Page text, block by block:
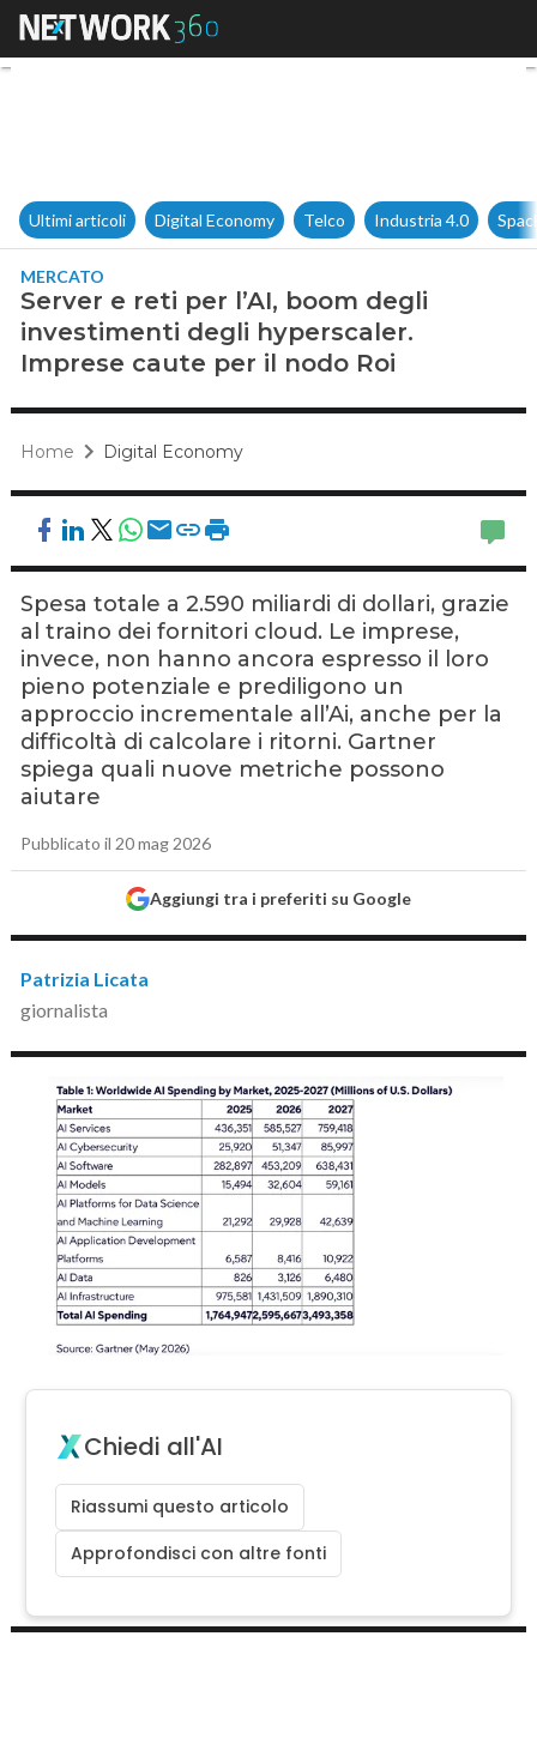
Server e reti per l’AI, boom
Ultimi articoli Digital Economy Telco Industria 4.0
MERCATO
Server e reti per l’AI, boom degli
investimenti degli hyperscaler.
Imprese caute per il nodo Roi
Home Digital Economy
Spesa totale a 2.590 miliardi di dollari, grazie
al traino dei fornitori cloud. Le imprese,
invece, non hanno ancora espresso il loro
pieno potenziale e prediligono un
approccio incrementale all’Ai, anche per la
difficoltà di calcolare i ritorni. Gartner
spiega quali nuove metriche possono
aiutare
Pubblicato il 20 mag 2026
Aggiungi tra i preferiti su Google
Patrizia Licata
giornalista
Chiedi all'AI
Riassumi questo articolo
Approfondisci con altre fonti